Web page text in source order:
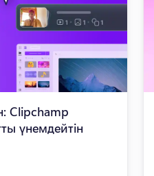
Clipchamp
үнемдейтін